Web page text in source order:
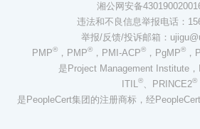
湘公网安备
违法和不良信息举报电话：
举报/反馈/投诉邮箱：
PMP®，PMP®，PMI-ACP®，PgMP®，
是Project Management Institute
ITIL®、PRINCE2®
是PeopleCert集团的注册商标，经